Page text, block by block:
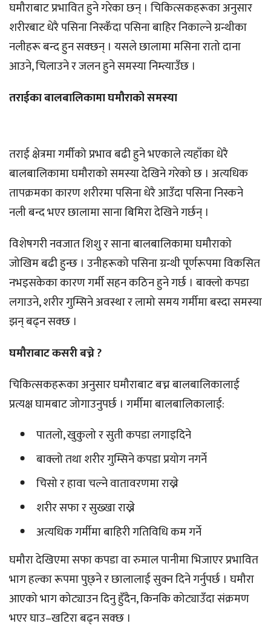
घमौराबाट प्रभावित हुने गरेका छन् । चिकित्सकहरूका अनुसार
शरीरबाट धेरै पसिना निस्कँदा पसिना बाहिर निकाल्ने ग्रन्थीका
नलीहरू बन्द हुन सक्छन् । यसले छालामा मसिना रातो दाना
आउने, चिलाउने र जलन हुने समस्या निम्त्याउँछ ।
तराईका बालबालिकामा घमौराको समस्या
तराई क्षेत्रमा गर्मीको प्रभाव बढी हुने भएकाले त्यहाँका धेरै
बालबालिकामा घमौराको समस्या देखिने गरेको छ । अत्यधिक
तापक्रमका कारण शरीरमा पसिना धेरै आउँदा पसिना निस्कने
नली बन्द भएर छालामा साना बिमिरा देखिने गर्छन् ।
विशेषगरी नवजात शिशु र साना बालबालिकामा घमौराको
जोखिम बढी हुन्छ । उनीहरूको पसिना ग्रन्थी पूर्णरूपमा विकसित
नभइसकेका कारण गर्मी सहन कठिन हुने गर्छ । बाक्लो कपडा
लगाउने, शरीर गुम्सिने अवस्था र लामो समय गर्मीमा बस्दा समस्या
झन् बढ्न सक्छ ।
घमौराबाट कसरी बच्ने ?
चिकित्सकहरूका अनुसार घमौराबाट बच्न बालबालिकालाई
प्रत्यक्ष घामबाट जोगाउनुपर्छ । गर्मीमा बालबालिकालाई:
पातलो, खुकुलो र सुती कपडा लगाइदिने
बाक्लो तथा शरीर गुम्सिने कपडा प्रयोग नगर्ने
चिसो र हावा चल्ने वातावरणमा राख्ने
शरीर सफा र सुख्खा राख्ने
अत्यधिक गर्मीमा बाहिरी गतिविधि कम गर्ने
घमौरा देखिएमा सफा कपडा वा रुमाल पानीमा भिजाएर प्रभावित
भाग हल्का रूपमा पुछ्ने र छालालाई सुक्न दिने गर्नुपर्छ । घमौरा
आएको भाग कोट्याउन दिनु हुँदैन, किनकि कोट्याउँदा संक्रमण
भएर घाउ–खटिरा बढ्न सक्छ ।